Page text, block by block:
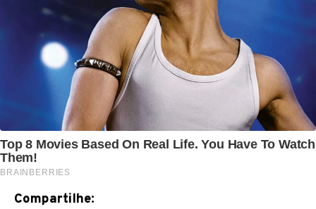
Compartilhe: